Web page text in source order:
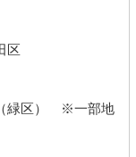
区
緑区） ※一部地